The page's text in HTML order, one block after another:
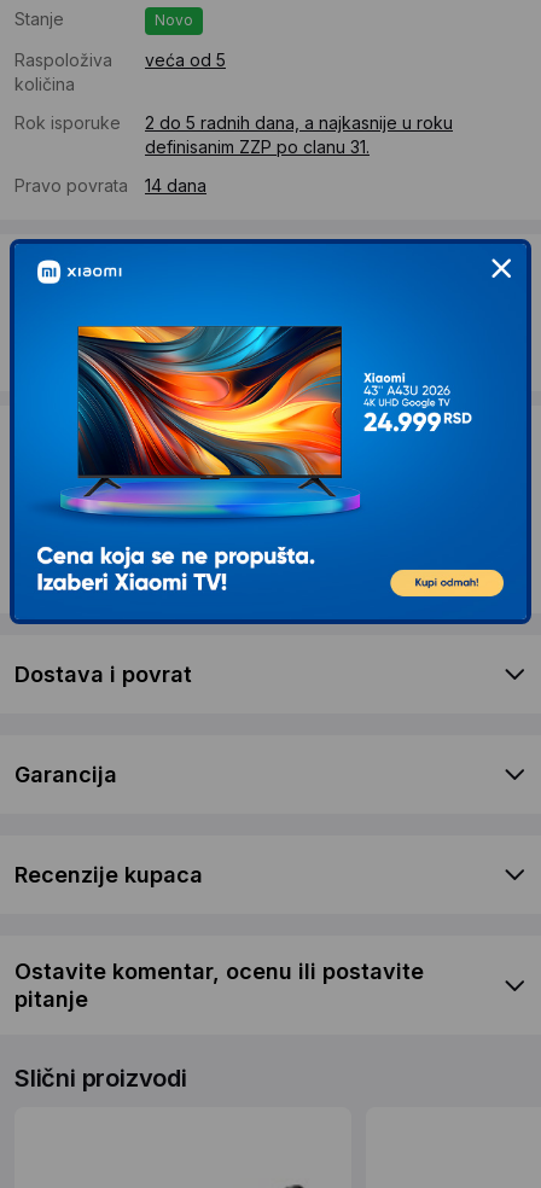
Stanje Novo
Raspoloživa
količina
veća od 5
Rok isporuke
2 do 5 radnih dana, a najkasnije u roku
definisanim ZZP po clanu 31.
Pravo povrata
14 dana
Dostava
Troskovi dostave 490 RSD
Želite li ponudu za firmu?
Kontaktirajte nas
Opis proizvoda PHILIPS Stajler za uvijanje
kose BHB876/00
Dostava i povrat
Garancija
Recenzije kupaca
Ostavite komentar, ocenu ili postavite
pitanje
Slični proizvodi